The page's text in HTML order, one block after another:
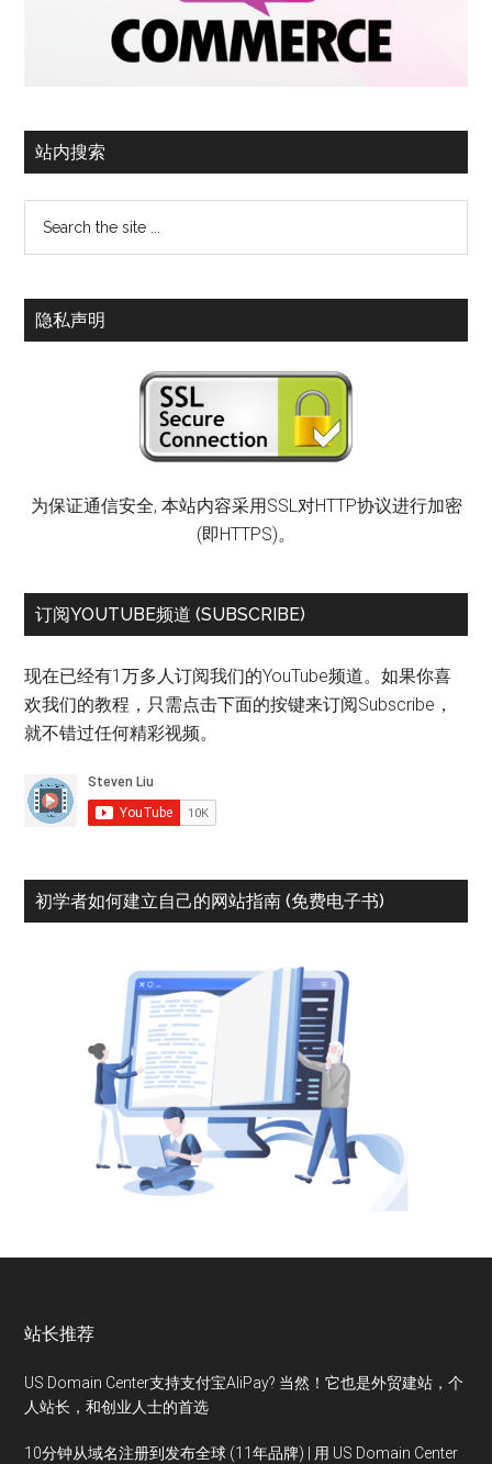
站内搜索
隐私声明
为保证通信安全, 本站内容采用SSL对HTTP协议进行加密
(即HTTPS)。
订阅YOUTUBE频道 (SUBSCRIBE)
现在已经有1万多人订阅我们的YouTube频道。如果你喜
欢我们的教程，只需点击下面的按键来订阅Subscribe，
就不错过任何精彩视频。
初学者如何建立自己的网站指南 (免费电子书)
站长推荐
US Domain Center支持支付宝AliPay? 当然！它也是外贸建站，个
人站长，和创业人士的首选
10分钟从域名注册到发布全球 (11年品牌) | 用 US Domain Center